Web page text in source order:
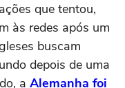
que tentou,
às redes após um
buscam
depois de uma
a Alemanha foi